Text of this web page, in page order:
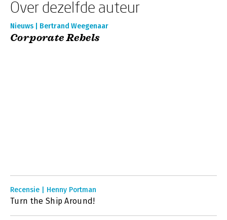
Over dezelfde auteur
Nieuws | Bertrand Weegenaar
Corporate Rebels
Recensie | Henny Portman
Turn the Ship Around!